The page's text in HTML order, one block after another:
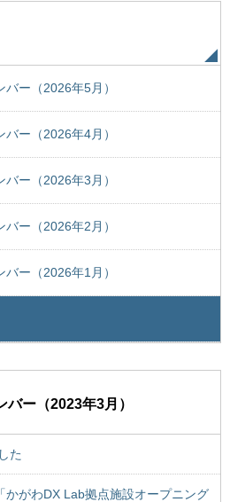
ー（2026年5月）
ー（2026年4月）
ー（2026年3月）
ー（2026年2月）
ー（2026年1月）
ー（2023年3月）
た
かがわDX Lab拠点施設オープニング